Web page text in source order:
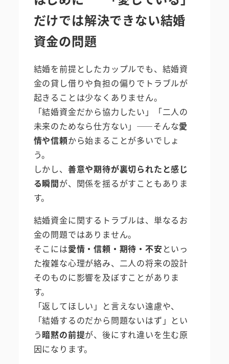
だけでは解決できない結婚
資金の問題
結婚を前提としたカップルでも、結婚資
金の貸し借りや負担の偏りでトラブルが
起きることは少なくありません。
「結婚資金だから協力したい」「二人の
未来のためなら仕方ない」――そんな愛
情や信頼から始まることが多いでしょ
う。
しかし、 善意や期待が裏切られたと感じ
る瞬間が、関係を揺るがすこともありま
す。
結婚資金に関するトラブルは、単なるお
金の問題ではありません。
そこには愛情・信頼・期待・不安といっ
た複雑な心理が絡み、二人の将来の設計
そのものに影響を及ぼすことがありま
す。
「返してほしい」と言えない遠慮や、
「結婚するのだから問題ないはず」とい
う暗黙の前提が、後にすれ違いを生む原
因になります。